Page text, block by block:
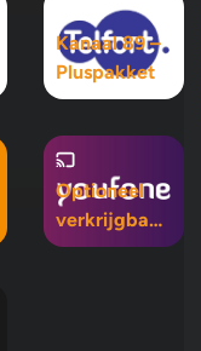
Kanaal 89 –
Pluspakket
Optioneel
verkrijgbaar
in Mix 5, Mix